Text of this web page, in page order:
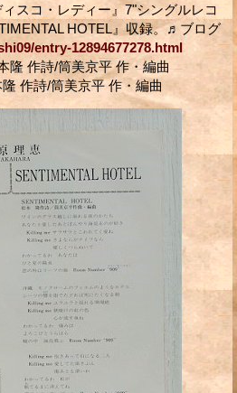
スコ・レディー』7"シングルレコ
HOTEL』収録。♬ブログ
entry-12894677278.html
隆 作詩/筒美京平 作・編曲
作詩/筒美京平 作・編曲